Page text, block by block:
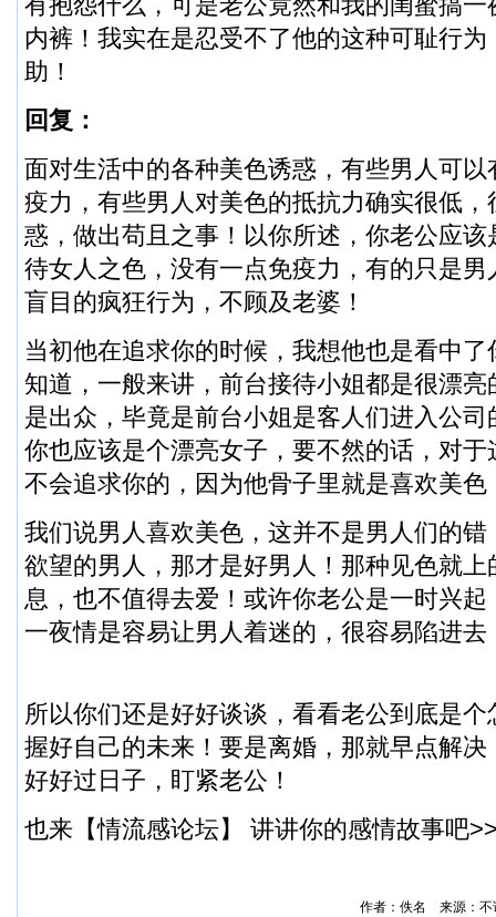
内裤！我实在是忍受不了他的这种可耻行
助！
回复：
面对生活中的各种美色诱惑，有些男人可
疫力，有些男人对美色的抵抗力确实很低
惑，做出苟且之事！以你所述，你老公应
待女人之色，没有一点免疫力，有的只是
盲目的疯狂行为，不顾及老婆！
当初他在追求你的时候，我想他也是看中
知道，一般来讲，前台接待小姐都是很漂
是出众，毕竟是前台小姐是客人们进入公
你也应该是个漂亮女子，要不然的话，对
不会追求你的，因为他骨子里就是喜欢美色
我们说男人喜欢美色，这并不是男人们的
欲望的男人，那才是好男人！那种见色就
息，也不值得去爱！或许你老公是一时兴
一夜情是容易让男人着迷的，很容易陷进去
所以你们还是好好谈谈，看看老公到底是
握好自己的未来！要是离婚，那就早点解
好好过日子，盯紧老公！
也来【情流感论坛】 讲讲你的感情故事吧
作者：佚名 来源：